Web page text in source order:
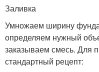
Заливка
Умножаем ширину
определяем нужный
заказываем смесь. Для
стандартный рецепт: